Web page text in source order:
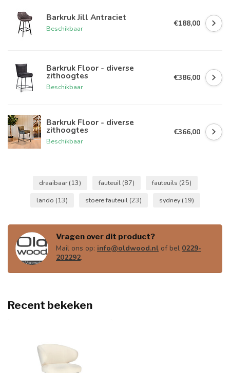
Barkruk Jill Antraciet
Beschikbaar
€188,00
Barkruk Floor - diverse
zithoogtes
Beschikbaar
€386,00
Barkruk Floor - diverse
zithoogtes
Beschikbaar
€366,00
draaibaar(13) fauteuil (87) fauteuils (25)
lando (13) stoere fauteuil (23) sydney (19)
Vragen over dit product?
Mail ons op: info@oldwood.nl of bel 0229-
202292.
Recent bekeken